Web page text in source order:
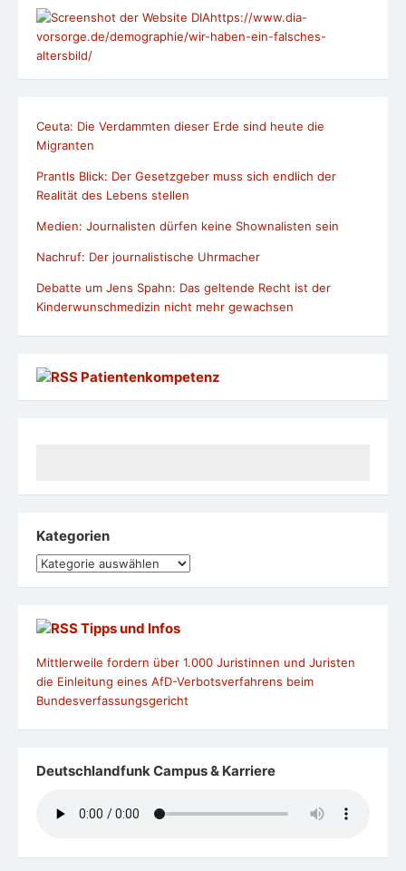
https://www.dia-
vorsorge.de/demographie/wir-haben-ein-falsches-
altersbild/
Ceuta: Die Verdammten dieser Erde sind heute die
Migranten
Prantls Blick: Der Gesetzgeber muss sich endlich der
Realität des Lebens stellen
Medien: Journalisten dürfen keine Shownalisten sein
Nachruf: Der journalistische Uhrmacher
Debatte um Jens Spahn: Das geltende Recht ist der
Kinderwunschmedizin nicht mehr gewachsen
Patientenkompetenz
Kategorien
Kategorien
Tipps und Infos
Mittlerweile fordern über 1.000 Juristinnen und Juristen
die Einleitung eines AfD-Verbotsverfahrens beim
Bundesverfassungsgericht
Deutschlandfunk Campus & Karriere